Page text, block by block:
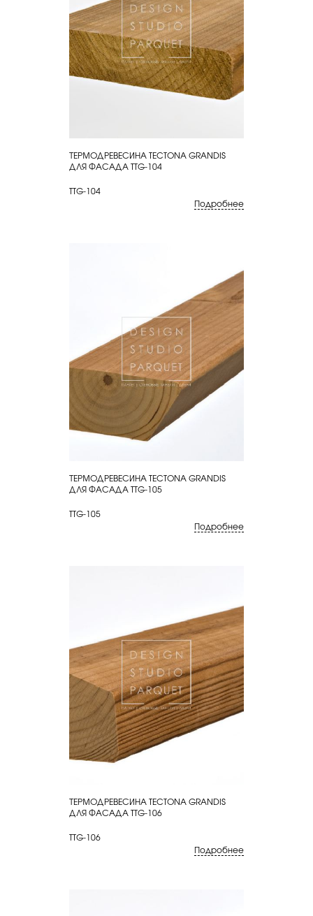
КУПИТЬ
ТЕРМОДРЕВЕСИНА TECTONA GRANDIS
ДЛЯ ФАСАДА TTG-104
TTG-104
Подробнее
КУПИТЬ
ТЕРМОДРЕВЕСИНА TECTONA GRANDIS
ДЛЯ ФАСАДА TTG-105
TTG-105
Подробнее
КУПИТЬ
ТЕРМОДРЕВЕСИНА TECTONA GRANDIS
ДЛЯ ФАСАДА TTG-106
TTG-106
Подробнее